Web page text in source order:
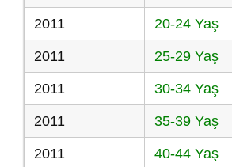
2011 20-24 Yaş
2011 25-29 Yaş
2011 30-34 Yaş
2011 35-39 Yaş
2011 40-44 Yaş